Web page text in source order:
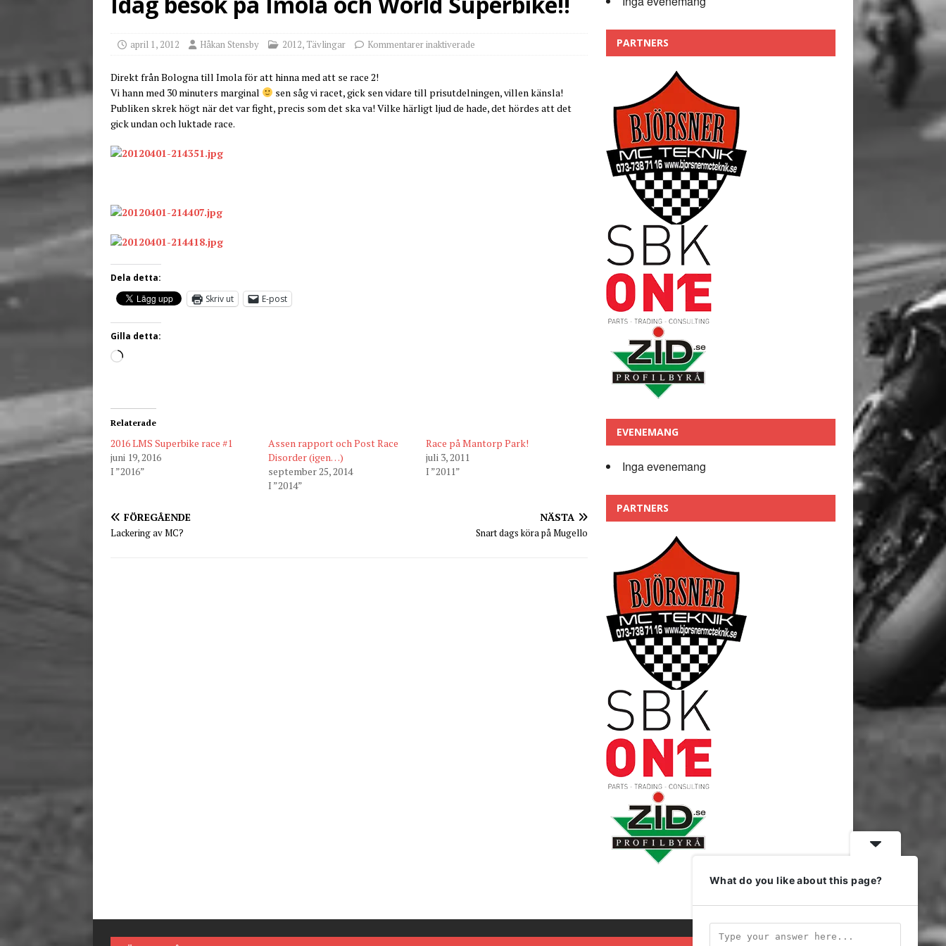
[ juni 26, 2026 ]
april 1, 2012 Håkan Stensby 2012, Tävlingar Kommentarer inaktiverade
Direkt från Bologna till Imola för att hinna med att se race 2!
Vi hann med 30 minuters marginal
sen såg vi racet, gick sen vidare till prisutdelningen, villen känsla!
Publiken skrek högt när det var fight, precis som det ska va! Vilke härligt ljud de hade, det hördes att det
gick undan och luktade race.
Dela detta:
Skriv ut
E-post
Gilla detta:
Relaterade
2016 LMS Superbike race #1
juni 19, 2016
I ”2016”
Assen rapport och Post Race
Disorder (igen…)
september 25, 2014
I ”2014”
Race på Mantorp Park!
juli 3, 2011
I ”2011”
FÖREGÅENDE
Lackering av MC?
NÄSTA
Snart dags köra på Mugello
PARTNERS
EVENEMANG
Inga evenemang
PARTNERS
What do you like about this page?